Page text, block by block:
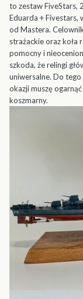
to zestaw FiveStars,
Eduarda + Fivestars,
od Mastera.
strażackie oraz koła
pomocny i
szkoda, że relingi
uniwersalne. Do
okazji muszę
koszmarny.